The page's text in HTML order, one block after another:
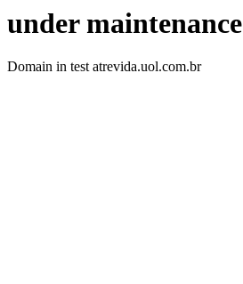
under maintenance
Domain in test atrevida.uol.com.br